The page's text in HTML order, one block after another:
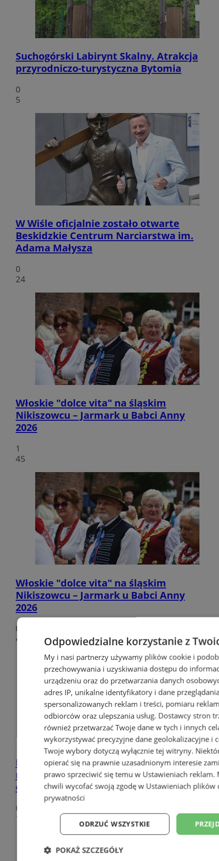
Suchogórski Labirynt Skalny. Atrakcja
przyrodniczo-turystyczna Bytomia
0
5
W Wiśle oficjalnie zostało otwarte
Beskidzkie Centrum Narciarstwa im.
Adama Małysza
0
24
Włoskie "dolce vita" na śląskim
Nikiszowcu – Jarmark u Babci Anny
2026
1
45
Włoskie "dolce vita" na śląskim
Nikiszowcu – Jarmark u Babci Anny
2026
0
45
Polski sport przeżywał tu
najpiękniejsze chwile – w lipcu
obchodzimy 70-lecie Kotła Czarownic!
0
11
Odpowiedzialne korzystanie z
My i nasi partnerzy używamy plików cookie i
przechowywania i uzyskiwania dostępu do
urządzeniu oraz do przetwarzania danych
adres IP, unikalne identyfikatory i dane
spersonalizowanych reklam i treści, pomiaru
odbiorców oraz ulepszania usług. Dostawcy stron
również przetwarzać Twoje dane w tych i innych
wykorzystywać precyzyjne dane geolokalizacyjne i
Twoje wybory dotyczą wyłącznie tej witryny.
opierać się na prawnie uzasadnionym interesie
prawo sprzeciwić się temu w Ustawieniach reklam.
chwili wycofać swoją zgodę w Ustawieniach plików
prywatności
ODRZUĆ WSZYSTKIE
POKAŻ SZCZEGÓŁY